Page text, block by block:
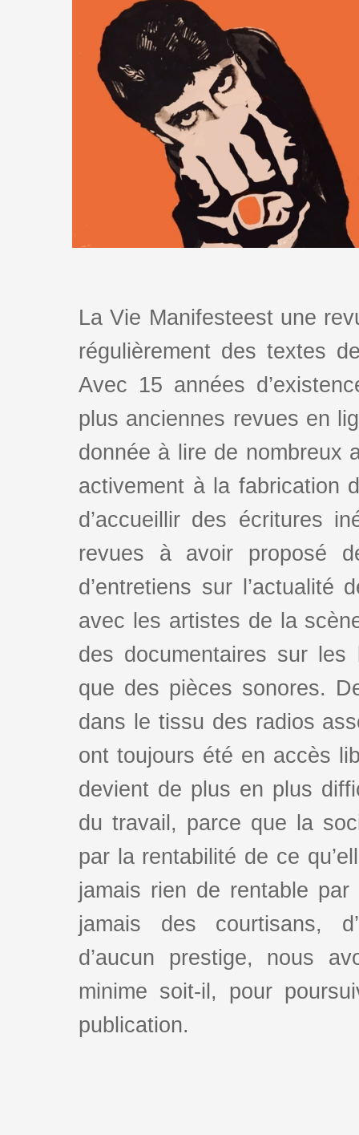
La Vie Manifesteest une
régulièrement des textes
Avec 15 années
plus anciennes revues en
donnée à lire de nombreux
activement à la fabrication
d’accueillir des écritures
revues à avoir proposé
d’entretiens sur l’actualité
avec les artistes de la
des documentaires sur
que des pièces sonores.
dans le tissu des radios
ont toujours été en accès
devient de plus en plus
du travail, parce que la
par la rentabilité de ce
jamais rien de rentable
jamais des courtisans,
d’aucun prestige, nous
minime soit-il, pour
publication.